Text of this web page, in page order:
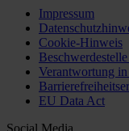
Impressum
Cookie-Hinweis
Verantwortung
EU Data Act
Social Media